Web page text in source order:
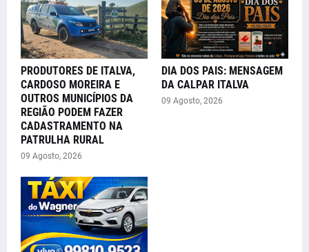
PRODUTORES DE ITALVA,
CARDOSO MOREIRA E
OUTROS MUNICÍPIOS DA
REGIÃO PODEM FAZER
CADASTRAMENTO NA
PATRULHA RURAL
09 Agosto, 2026
DIA DOS PAIS: MENSAGEM
DA CALPAR ITALVA
09 Agosto, 2026